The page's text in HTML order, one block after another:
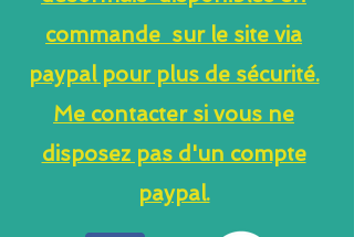
commande sur le site via
paypal pour plus de sécurité.
Me contacter si vous ne
disposez pas d'un compte
paypal.